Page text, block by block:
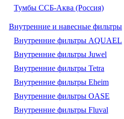
Тумбы ССБ-Аква (Россия)
Внутренние и навесные фильтры
Внутренние фильтры AQUAEL
Внутренние фильтры Juwel
Внутренние фильтры Tetra
Внутренние фильтры Eheim
Внутренние фильтры OASE
Внутренние фильтры Fluval